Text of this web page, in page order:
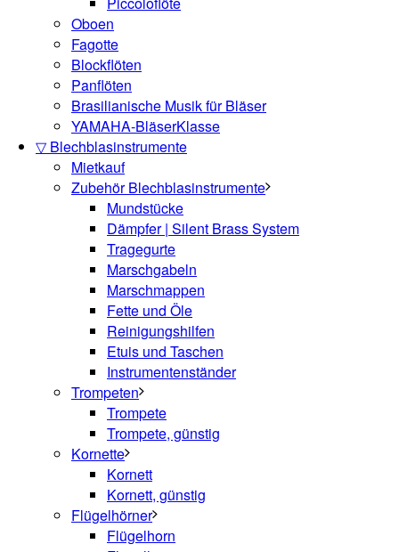
Oboen
Fagotte
Blockflöten
Panflöten
Brasilianische Musik für Bläser
YAMAHA-BläserKlasse
▽ Blechblasinstrumente
Mietkauf
Zubehör Blechblasinstrumente
Mundstücke
Dämpfer | Silent Brass System
Tragegurte
Marschgabeln
Marschmappen
Fette und Öle
Reinigungshilfen
Etuis und Taschen
Instrumentenständer
Trompeten
Trompete
Trompete, günstig
Kornette
Kornett
Kornett, günstig
Flügelhörner
Flügelhorn